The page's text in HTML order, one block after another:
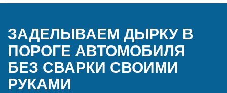
ЗАДЕЛЫВАЕМ ДЫРКУ В
ПОРОГЕ АВТОМОБИЛЯ
БЕЗ СВАРКИ СВОИМИ
РУКАМИ